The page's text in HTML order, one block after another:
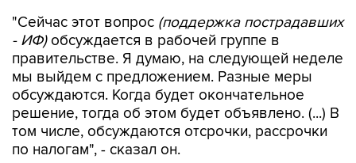
правительстве. Я думаю, на следующей неделе
мы выйдем с предложением. Разные меры
обсуждаются. Когда будет окончательное
решение, тогда об этом будет объявлено. (...) В
том числе, обсуждаются отсрочки, рассрочки
по налогам", - сказал он.
Отвечая на вопрос, на какой период